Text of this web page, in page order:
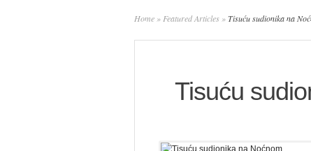
Home » Featured Articles »Tisuću sudionika na
Tisuću